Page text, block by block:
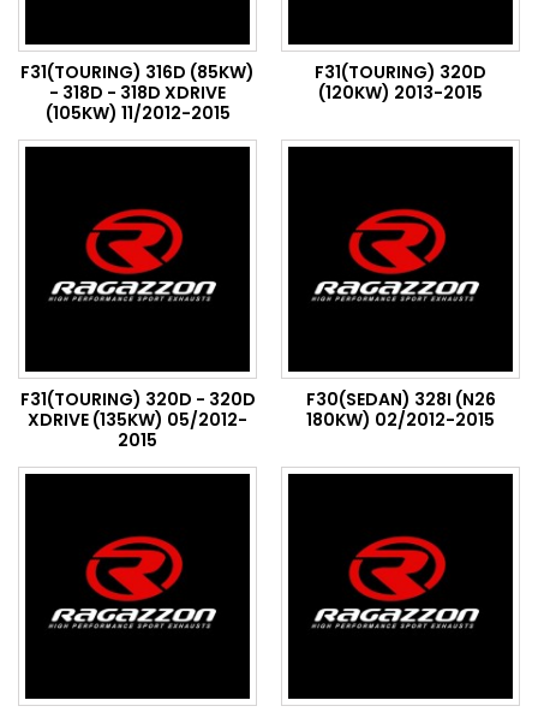
F31(TOURING) 316D (85KW)
- 318D - 318D XDRIVE
(105KW) 11/2012-2015
F31(TOURING) 320D
(120KW) 2013-2015
F31(TOURING) 320D - 320D
XDRIVE (135KW) 05/2012-
2015
F30(SEDAN) 328I (N26
180KW) 02/2012-2015